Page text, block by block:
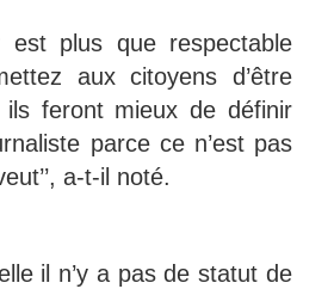
est plus que respectable
aux citoyens d’être
ils feront mieux de définir
parce ce n’est pas
a-t-il noté.
il n’y a pas de statut de